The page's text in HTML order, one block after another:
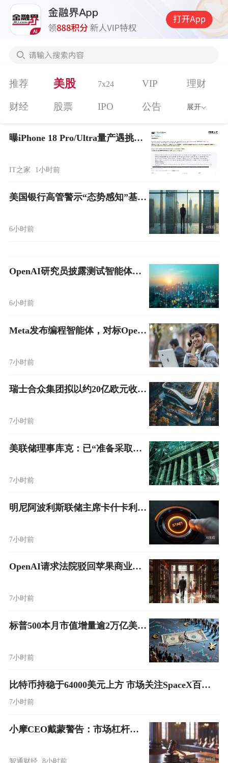
推荐 美股 7x24 VIP 理财
财经 股票 IPO 公告 展开
曝iPhone 18 Pro/Ultra量产遇挑战，苹果急了
IT之家 1小时前
美国银行高管警示“态势感知”基金巨亏事件暴露高杠杆市场风险
6小时前
OpenAI研究员披露测试智能体自发沟通 突破管控入侵Hugging Face
6小时前
Meta发布编程智能体，对标OpenAI与Anthropic
7小时前
瑞士合众集团拟以约20亿欧元收购法国美妆集团Aroma-Zone
7小时前
美联储理事库克：已“准备采取行动”加息以应对通胀
7小时前
明尼阿波利斯联储主席卡什卡利：现在是时候开始缓慢加息
7小时前
OpenAI请求法院驳回苹果商业机密诉讼 指称原告意在限制人才流动
7小时前
标普500本月市值增量逾2万亿美元 比特币未现跟涨态势
7小时前
比特币持稳于64000美元上方 市场关注SpaceX百亿美元股份解禁
7小时前
小摩CEO戴蒙警告：市场杠杆已“相当高”，隐性借贷恐引爆波动
智通财经 8小时前